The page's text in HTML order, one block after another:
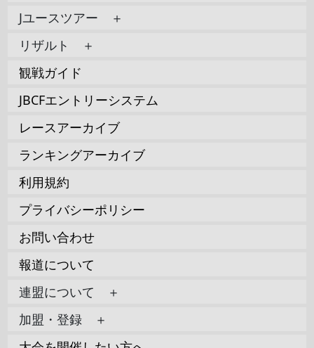
Jユースツアー ＋
リザルト ＋
観戦ガイド
JBCFエントリーシステム
レースアーカイブ
ランキングアーカイブ
利用規約
プライバシーポリシー
お問い合わせ
報道について
連盟について ＋
加盟・登録 ＋